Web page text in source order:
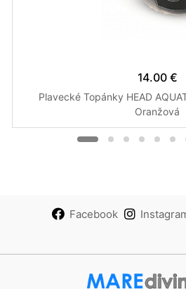
14.00 €
Plavecké Topánky HEAD
Oranžová
Facebook